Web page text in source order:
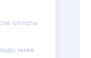
оплаты
ниже